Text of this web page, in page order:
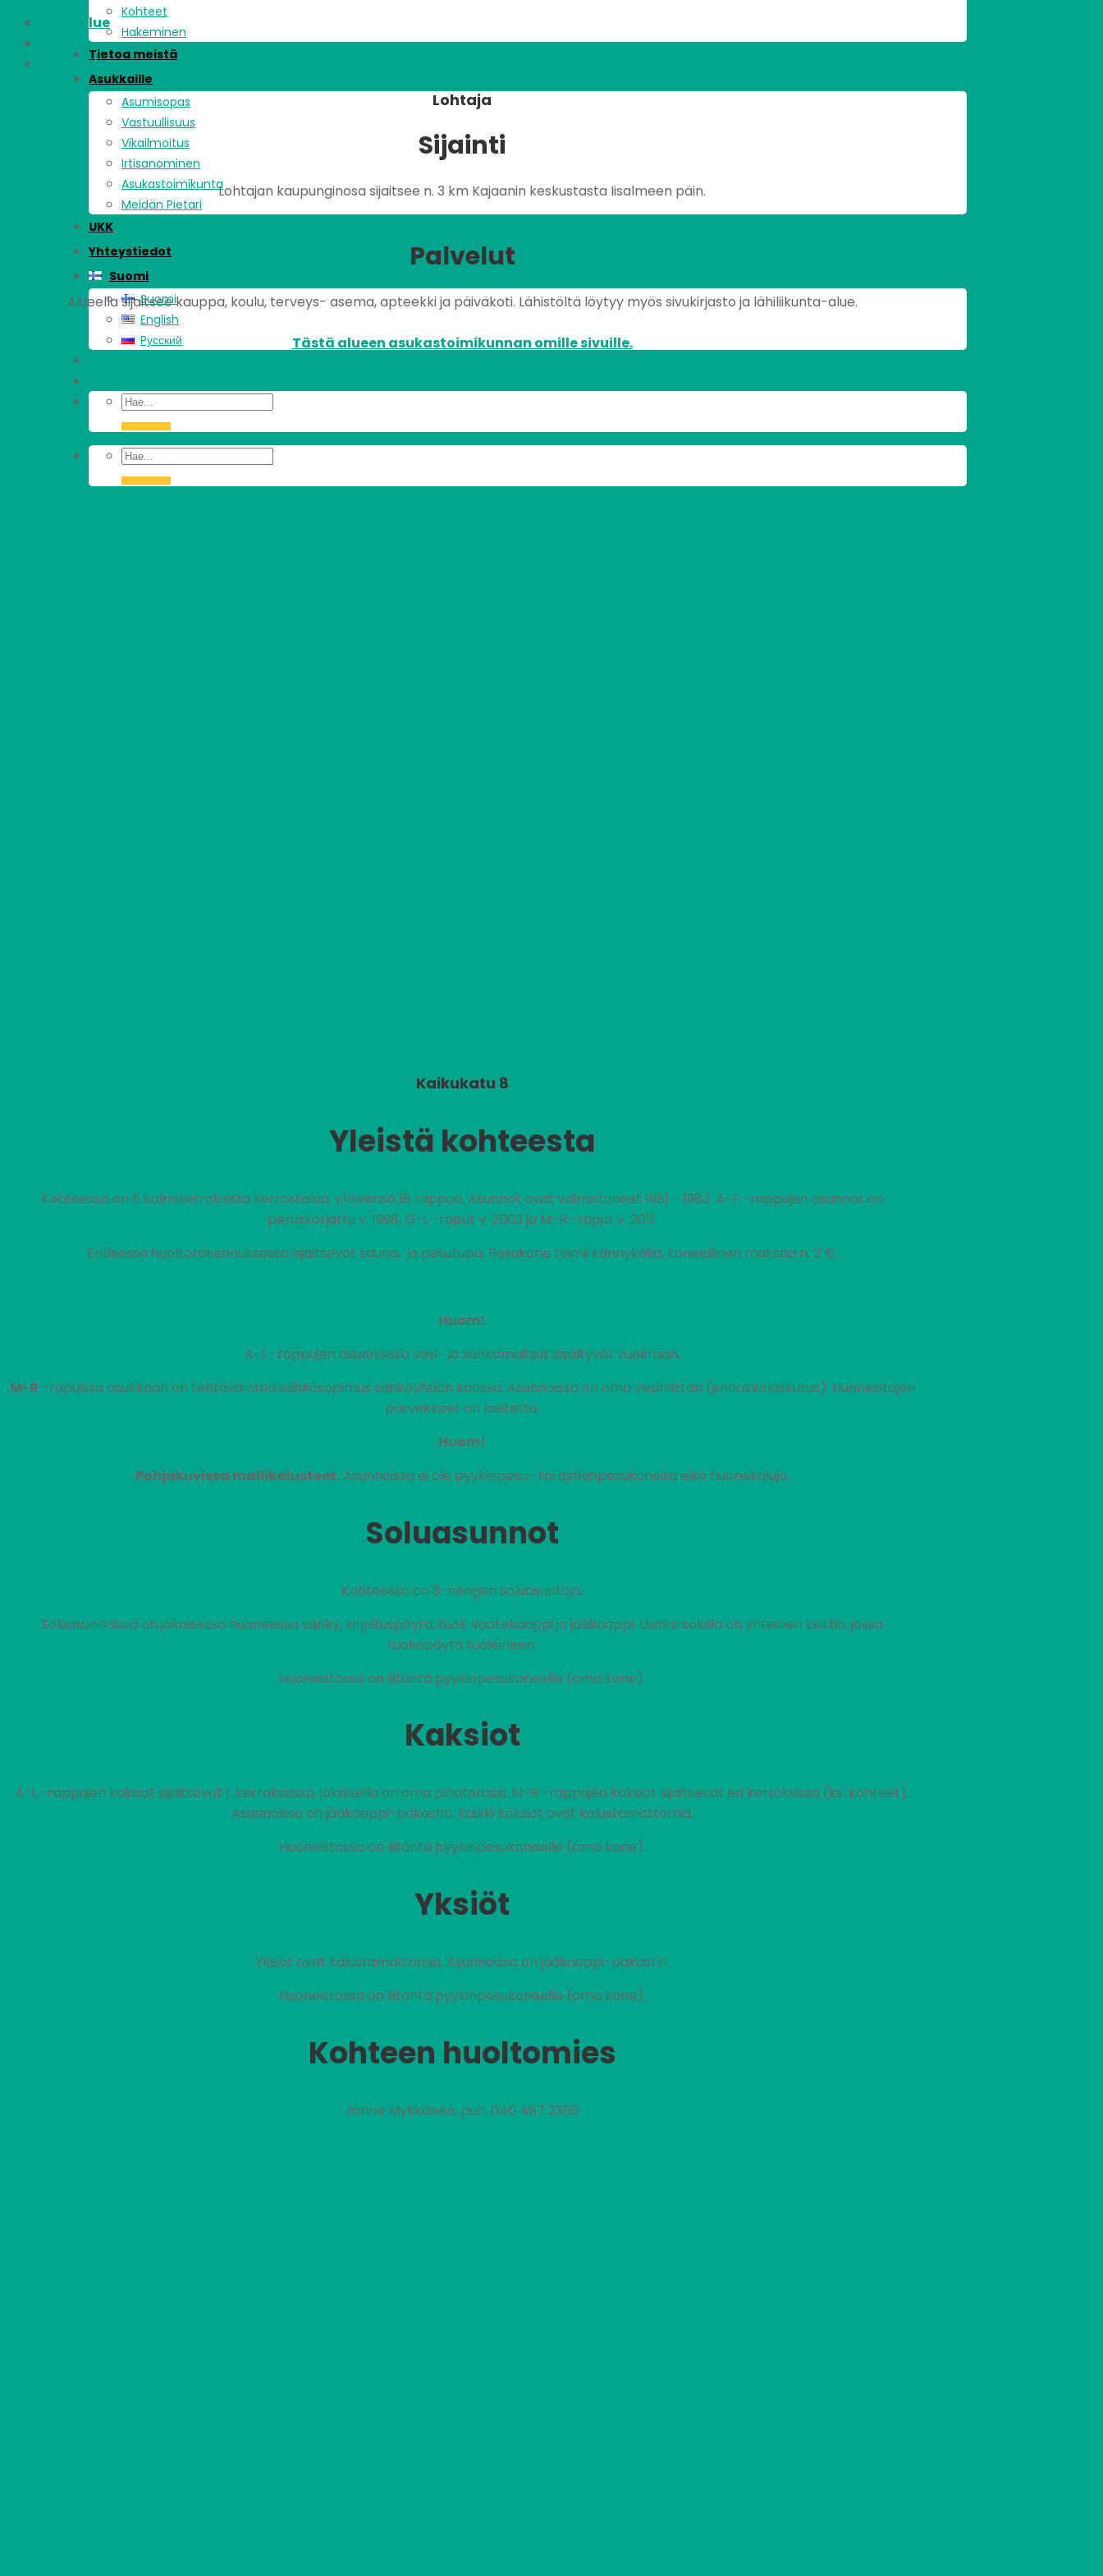
Kohteet
Hakeminen
Tietoa meistä
Asukkaille
Asumisopas
Vastuullisuus
Vikailmoitus
Irtisanominen
Asukastoimikunta
Meidän Pietari
UKK
Yhteystiedot
Suomi
Suomi
English
Pусский
Asuinalue
Asunnot
Lohtaja
Sijainti
Lohtajan kaupunginosa sijaitsee n. 3 km Kajaanin keskustasta Iisalmeen päin.
Palvelut
Alueella sijaitsee kauppa, koulu, terveys- asema, apteekki ja päiväkoti. Lähistöltä löytyy myös sivukirjasto ja lähiliikunta-alue.
Tästä alueen asukastoimikunnan omille sivuille.
Kaikukatu 8
Yleistä kohteesta
Kohteessa on 6 kolmikerroksista kerrostaloa, yhteensä 18 rappua. Asunnot ovat valmistuneet 1981 - 1983. A-F -rappujen asunnot on
peruskorjattu v. 1998, G-L -raput v. 2003 ja M-R -raput v. 2011.
Erillisessä huoltorakennuksessa sijaitsevat sauna, ja pesutupa. Pesukone toimii kännykällä, koneellinen maksaa n. 2 €.
Huom!
A-L -rappujen asunnoissa vesi- ja sähkömaksut sisältyvät vuokraan.
M-R -rapuissa asukkaan on tehtävä oma sähkösopimus sähköyhtiön kanssa. Asunnoissa on oma vesimittari (ennakkolaskutus). Huoneistojen
parvekkeet on lasitettu.
Huom!
Pohjakuvissa mallikalusteet.Asunnoissa ei ole pyykinpesu- tai astianpesukoneita eikä huonekaluja.
Soluasunnot
Kohteessa on 3-hengen soluasuntoja.
Soluasunnoissa on jokaisessa huoneessa sänky, kirjoituspöytä, tuoli, vaatekaappi ja jääkaappi. Lisäksi solulla on yhteinen keittiö, jossa
ruokapöytä tuoleineen.
Huoneistossa on liitäntä pyykinpesukoneelle (oma kone).
Kaksiot
A-L -rappujen kaksiot sijaitsevat 1. kerroksessa, jokaisella on oma pihaterassi. M-R -rappujen kaksiot sijaitsevat eri kerroksissa (ks. kohteet).
Asunnoissa on jääkaappi-pakastin. Kaikki kaksiot ovat kalustamattomia.
Huoneistossa on liitäntä pyykinpesukoneelle (oma kone).
Yksiöt
Yksiöt ovat kalustamattomia. Asunnoissa on jääkaappi-pakastin.
Huoneistossa on liitäntä pyykinpesukoneelle (oma kone).
Kohteen huoltomies
Janne Mykkänen, puh. 040 487 2355